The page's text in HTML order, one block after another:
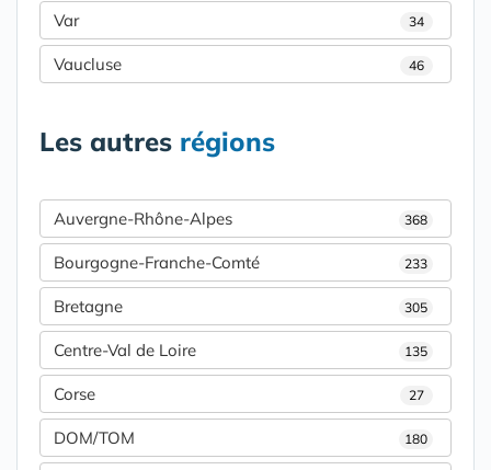
Var 34
Vaucluse 46
Les autres régions
Auvergne-Rhône-Alpes 368
Bourgogne-Franche-Comté 233
Bretagne 305
Centre-Val de Loire 135
Corse 27
DOM/TOM 180